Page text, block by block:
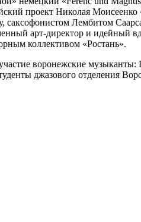
проект Николая
саксофонистом Лембитом
арт-директор и идейный
коллективом «Ростань».
воронежские
джазового отделения